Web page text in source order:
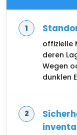
offizielle
deren
Wegen
dunklen